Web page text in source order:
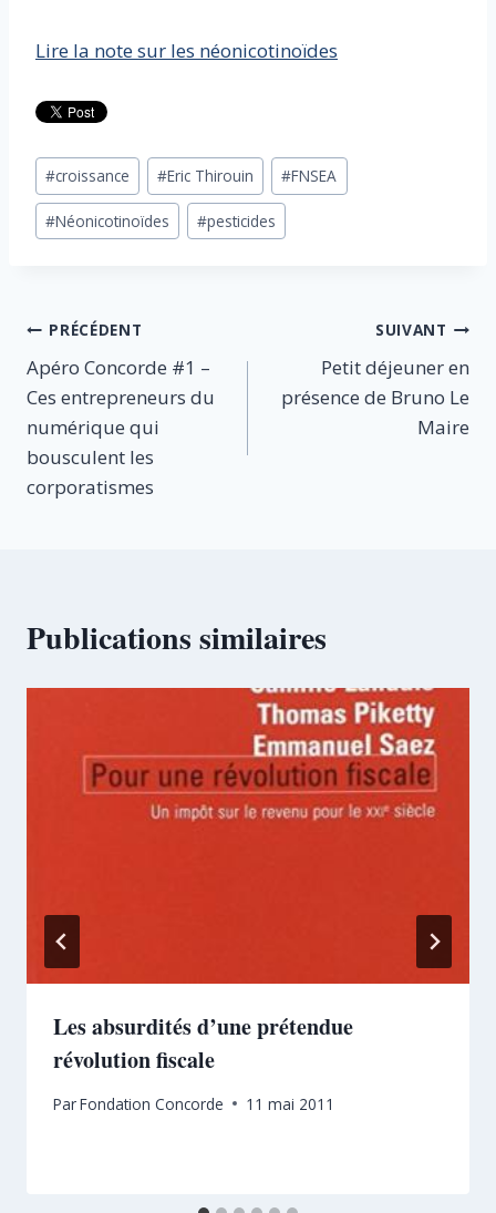
Lire la note sur les néonicotinoïdes
Étiquettes
de
la
#croissance #Eric Thirouin #FNSEA
#Néonicotinoïdes #pesticides
Navigation
de
l’article
PRÉCÉDENT
Apéro Concorde #1 –
Ces entrepreneurs du
numérique qui
bousculent les
corporatismes
SUIVANT
Petit déjeuner en
présence de Bruno Le
Maire
Publications similaires
Les absurdités d’une prétendue
révolution fiscale
ParFondation Concorde 11 mai 2011